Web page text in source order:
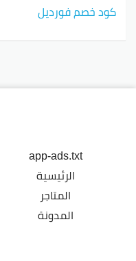
كود خصم فورديل
app-ads.txt
الرئيسية
المتاجر
المدونة